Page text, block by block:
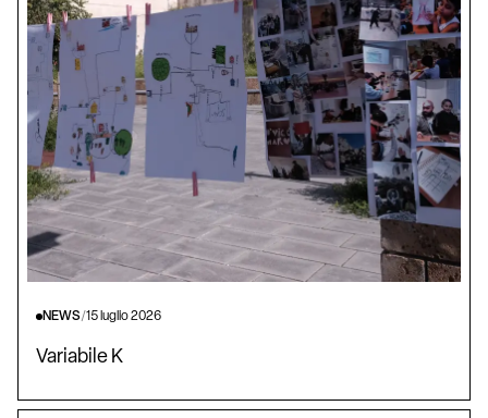
NEWS/15 luglio 2026
Variabile K